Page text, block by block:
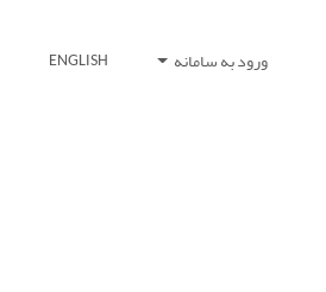
ورود به سامانه ENGLISH